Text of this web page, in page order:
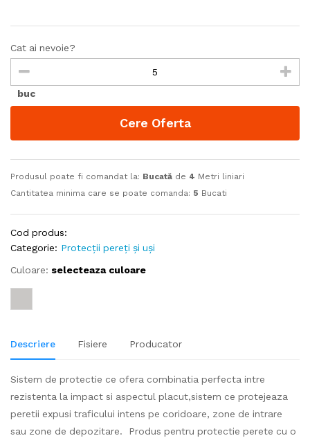
Cat ai nevoie?
buc
Cere Oferta
Produsul poate fi comandat la: Bucată de 4 Metri liniari
Cantitatea minima care se poate comanda: 5 Bucati
Cod produs:
Categorie: Protecții pereți și uși
Culoare: selecteaza culoare
Descriere Fisiere Producator
Sistem de protectie ce ofera combinatia perfecta intre
rezistenta la impact si aspectul placut,sistem ce protejeaza
peretii expusi traficului intens pe coridoare, zone de intrare
sau zone de depozitare. Produs pentru protectie perete cu o